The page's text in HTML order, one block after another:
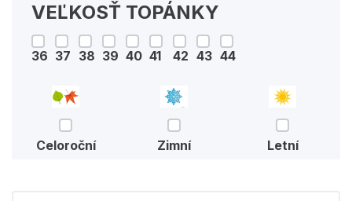
VEĽKOSŤ TOPÁNKY
36 37 38 39 40 41 42 43 44
Celoroční Zimní Letní